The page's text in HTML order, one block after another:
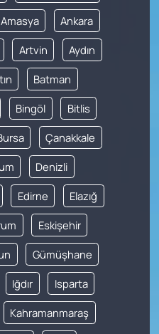
Amasya Ankara
Artvin Aydın
Batman
Bingöl Bitlis
Çanakkale
Denizli
Edirne Elazığ
Eskişehir
Gümüşhane
Iğdır Isparta
Kahramanmaraş